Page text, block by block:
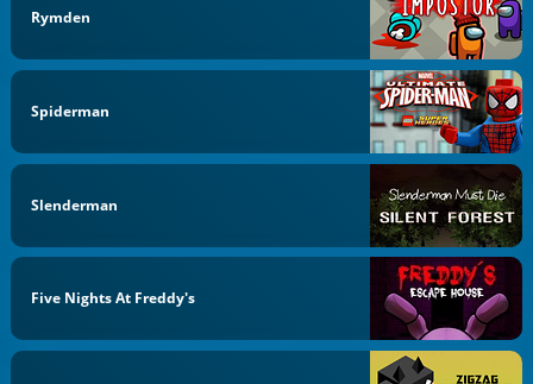
Rymden
Spiderman
Slenderman
Five Nights At Freddy's